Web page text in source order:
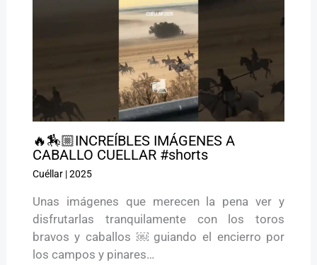
🔥🏇🏼INCREÍBLES IMÁGENES A
CABALLO CUELLAR #shorts
Cuéllar|2025
Unas imágenes que merecen la pena ver y
disfrutarlas tranquilamente con los toros
bravos y caballos ￼ guiando el encierro por
los campos y pinares…